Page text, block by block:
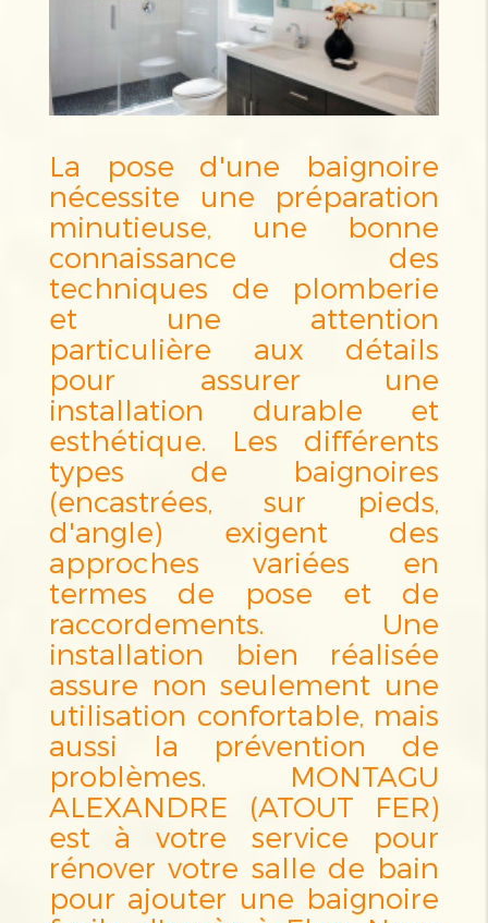
La pose d'une baignoire
nécessite une préparation
minutieuse, une bonne
connaissance des
techniques de plomberie
et une attention
particulière aux détails
pour assurer une
installation durable et
esthétique. Les différents
types de baignoires
(encastrées, sur pieds,
d'angle) exigent des
approches variées en
termes de pose et de
raccordements. Une
installation bien réalisée
assure non seulement une
utilisation confortable, mais
aussi la prévention de
problèmes. MONTAGU
ALEXANDRE (ATOUT FER)
est à votre service pour
rénover votre salle de bain
pour ajouter une baignoire